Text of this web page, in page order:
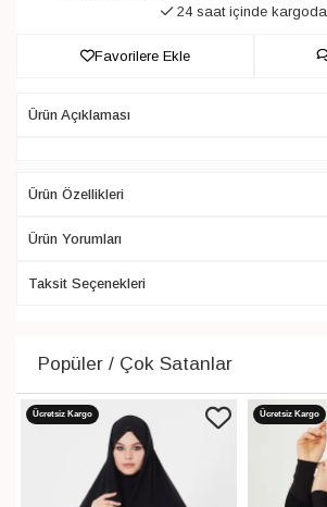
24 saat içinde kargoda
Favorilere Ekle
Ürün Açıklaması
Ürün Özellikleri
Ürün Yorumları
Taksit Seçenekleri
Popüler / Çok Satanlar
Ücretsiz Kargo Ücretsiz Kargo